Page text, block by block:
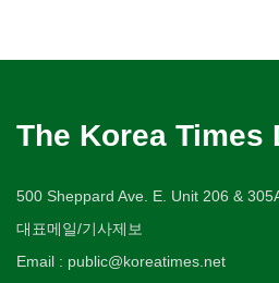
The Korea Times
500 Sheppard Ave. E. Unit 206 &
대표메일/기사제보
Email : public@koreatimes.net